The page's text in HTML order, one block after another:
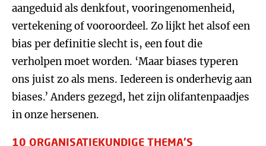
aangeduid als denkfout, vooringenomenheid,
vertekening of vooroordeel. Zo lijkt het alsof een
bias per definitie slecht is, een fout die
verholpen moet worden. ‘Maar biases typeren
ons juist zo als mens. Iedereen is onderhevig aan
biases.’ Anders gezegd, het zijn olifantenpaadjes
in onze hersenen.
10 ORGANISATIEKUNDIGE THEMA’S